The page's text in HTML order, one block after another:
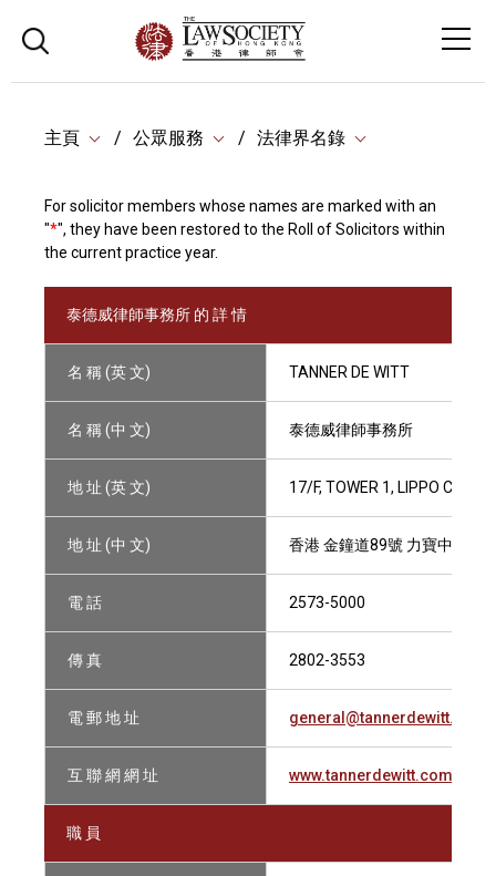
主頁 公眾服務 法律界名錄
For solicitor members whose names are marked with an
"*", they have been restored to the Roll of Solicitors within
the current practice year.
泰德威律師事務所 的 詳 情
名 稱 (英 文) TANNER DE WITT
名 稱 (中 文) 泰德威律師事務所
地 址 (英 文) 17/F, TOWER 1, LIPPO
地 址 (中 文) 香港 金鐘道89號 力寶中心一
電 話 2573-5000
傳 真 2802-3553
電 郵 地 址 general@tannerdewitt.com
互 聯 網 網 址 www.tannerdewitt.com
職 員